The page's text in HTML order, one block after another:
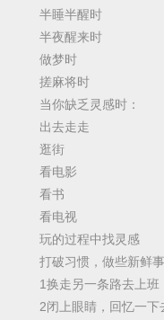
半睡半醒时
半夜醒来时
做梦时
搓麻将时
当你缺乏灵感时：
出去走走
逛街
看电影
看书
看电视
玩的过程中找灵感
打破习惯，做些新鲜事
1换走另一条路去上班
2闭上眼睛，回忆一下